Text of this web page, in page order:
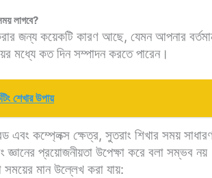
লাগবে?
জন্য কয়েকটি কারণ আছে, যেমন আপনার
মধ্যে কত দিন সম্পাদন করতে পারেন।
শেখার উপায়
এবং কম্প্লেক্স ক্ষেত্র, সুতরাং শিখার সময়
প্রয়োজনীয়তা উপেক্ষা করে বলা সম্ভব
মান উল্লেখ করা যায়: